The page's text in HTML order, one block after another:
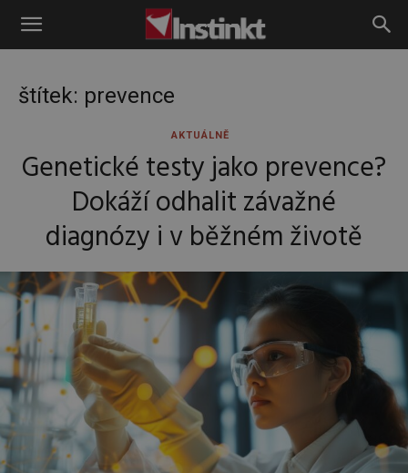
Instinkt
štítek: prevence
AKTUÁLNĚ
Genetické testy jako prevence?
Dokáží odhalit závažné
diagnózy i v běžném životě